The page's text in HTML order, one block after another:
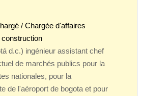
/ Chargée d'affaires
d.c.) ingénieur assistant chef
de marchés publics pour la
nationales, pour la
de l'aéroport de bogota et pour